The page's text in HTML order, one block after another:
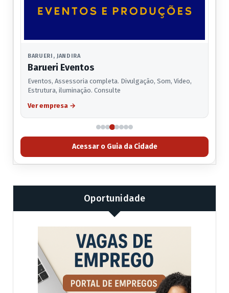
BARUERI, JANDIRA
Barueri Eventos
Eventos, Assessoria completa. Divulgação, Som, Video,
Estrutura, iluminação. Consulte
Ver empresa →
Acessar o Guia da Cidade
Oportunidade